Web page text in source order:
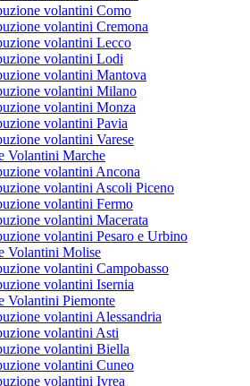
volantini Como
volantini Cremona
volantini Lecco
volantini Lodi
volantini Mantova
volantini Milano
volantini Monza
volantini Pavia
volantini Varese
Volantini Marche
volantini Ancona
volantini Ascoli Piceno
volantini Fermo
volantini Macerata
volantini Pesaro e Urbino
Volantini Molise
volantini Campobasso
volantini Isernia
Volantini Piemonte
volantini Alessandria
volantini Asti
volantini Biella
volantini Cuneo
volantini Ivrea